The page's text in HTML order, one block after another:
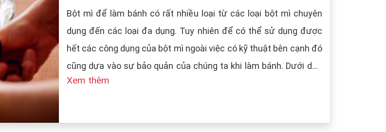
Bột mì để làm bánh có rất nhiều loại từ các loại bột mì chuyên
dụng đến các loại đa dụng. Tuy nhiên để có thể sử dụng được
hết các công dụng của bột mì ngoài việc có kỹ thuật bên cạnh đó
cũng dựa vào sự bảo quản của chúng ta khi làm bánh. Dưới dây,
LT Food sẽ đưa ra những cách bảo quản chung cho các loại bột
Xem thêm